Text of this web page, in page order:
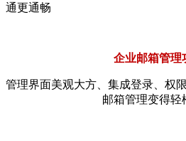
通更通畅
企业邮箱管理
管理界面美观大方、集成登录、权
邮箱管理变得轻